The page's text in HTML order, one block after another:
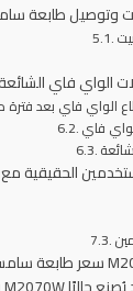
الواي فاي بعد
فاي